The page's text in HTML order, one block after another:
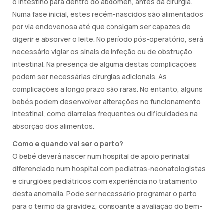
Numa fase inicial, estes recém-nascidos são alimentados
por via endovenosa até que consigam ser capazes de
digerir e absorver o leite. No período pós-operatório, será
necessário vigiar os sinais de infeção ou de obstrução
intestinal. Na presença de alguma destas complicações
podem ser necessárias cirurgias adicionais. As
complicações a longo prazo são raras. No entanto, alguns
bebés podem desenvolver alterações no funcionamento
intestinal, como diarreias frequentes ou dificuldades na
absorção dos alimentos.
Como e quando vai ser o parto?
O bebé deverá nascer num hospital de apoio perinatal
diferenciado num hospital com pediatras-neonatologistas
e cirurgiões pediátricos com experiência no tratamento
desta anomalia. Pode ser necessário programar o parto
para o termo da gravidez, consoante a avaliação do bem-